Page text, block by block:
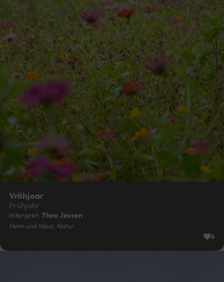
Vröhjoar
Frühjahr
Interpret:Theo Jessen
Heim und Haus, Natur
6